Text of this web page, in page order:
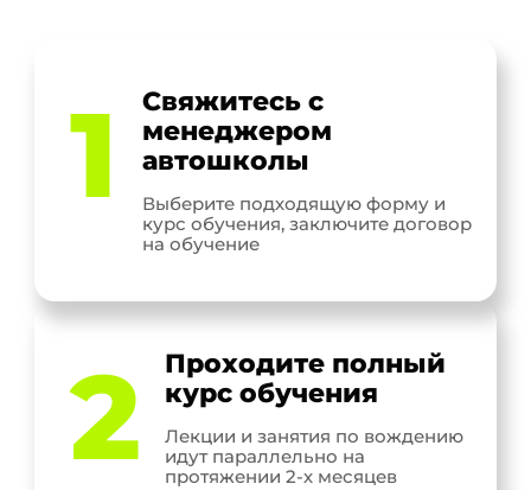
1
Свяжитесь с
менеджером
автошколы
Выберите подходящую форму и
курс обучения, заключите договор
на обучение
2
Проходите полный
курс обучения
Лекции и занятия по вождению
идут параллельно на
протяжении 2-х месяцев